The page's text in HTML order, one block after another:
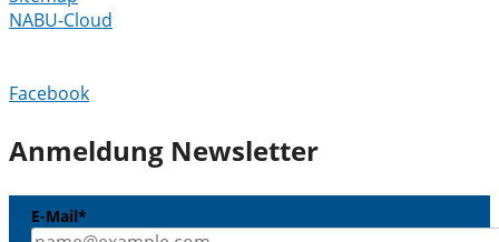
NABU-Cloud
Facebook
Anmeldung Newsletter
E-Mail*